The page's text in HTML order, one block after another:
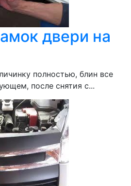
двери на
полностью, блин все
после снятия с...